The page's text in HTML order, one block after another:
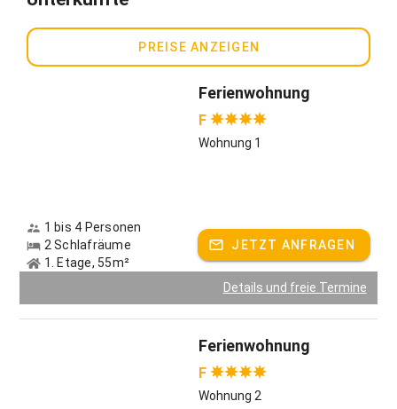
Ideale Möglichkeiten in der Umgebung laden zum Radfahren,
Wandern, Skifahren, Baden, Angeln, Tennis und Reiten ein.
PREISE ANZEIGEN
Ferienwohnung
F
Wohnung 1
1 bis 4 Personen
2 Schlafräume
1. Etage, 55m²
JETZT ANFRAGEN
Details und freie Termine
Ferienwohnung
F
Wohnung 2